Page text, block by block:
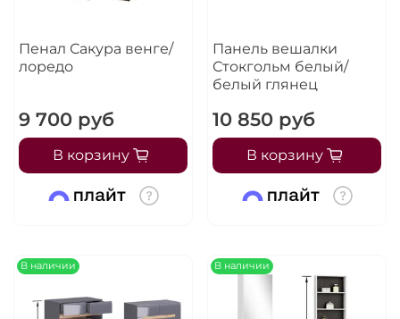
Пенал Сакура венге/
лоредо
9 700 руб
В корзину
Панель вешалки
Стокгольм белый/
белый глянец
10 850 руб
В корзину
В наличии В наличии